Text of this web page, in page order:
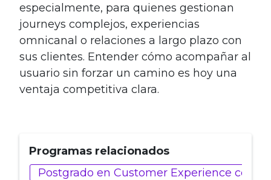
especialmente, para quienes gestionan
journeys complejos, experiencias
omnicanal o relaciones a largo plazo con
sus clientes. Entender cómo acompañar al
usuario sin forzar un camino es hoy una
ventaja competitiva clara.
Programas relacionados
Postgrado en Customer Experience con